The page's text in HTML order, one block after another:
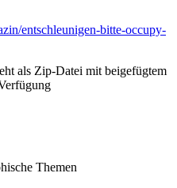
entschleunigen-bitte-occupy-
als Zip-Datei mit beigefügtem
Themen